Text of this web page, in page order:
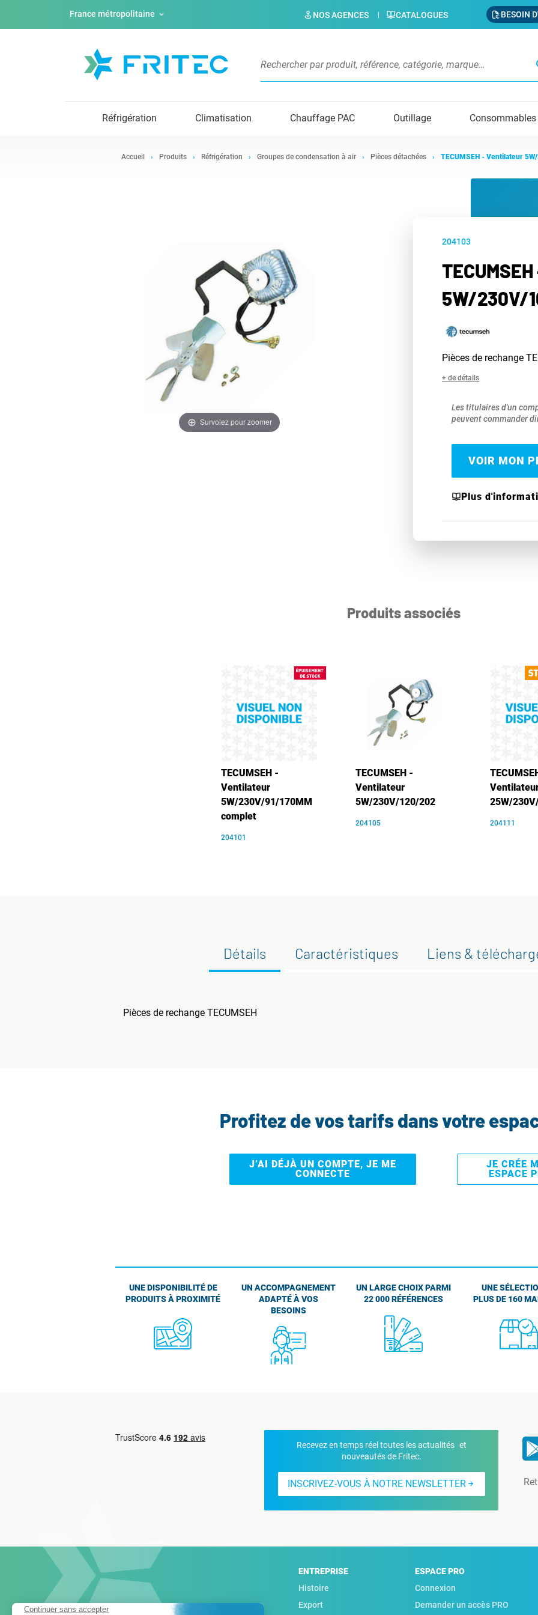
France métropolitaine NOS AGENCES CATALOGUES BESOIN
Réfrigération Climatisation Chauffage PAC Outillage Consommables
Accueil Produits Réfrigération Groupes de condensation à air Pièces détachées TECUMSEH - Ventilateur
Survolez pour zoomer
204103
5W/230V/
Pièces de rechange
+ de détails
Les titulaires d'un
peuvent commander
VOIR MON
Plus
Produits associés
TECUMSEH -
Ventilateur
5W/230V/91/170MM
complet
204101
TECUMSEH -
Ventilateur
5W/230V/120/202
204105
25W/
204111
Détails Caractéristiques Liens &
Pièces de rechange TECUMSEH
Profitez de vos tarifs dans votre
J’AI DÉJÀ UN COMPTE, JE ME
CONNECTE
JE CRÉE
ESPACE
UNE DISPONIBILITÉ DE
PRODUITS À PROXIMITÉ
UN ACCOMPAGNEMENT
ADAPTÉ À VOS
BESOINS
UN LARGE CHOIX PARMI
22 000 RÉFÉRENCES
UNE
PLUS DE 160
Recevez en temps réel toutes les actualités et
nouveautés de Fritec.
INSCRIVEZ-VOUS À NOTRE NEWSLETTER
ENTREPRISE
Histoire
Export
ESPACE PRO
Connexion
Demander un accès PRO